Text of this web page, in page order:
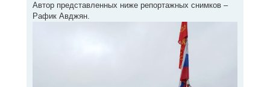
Автор представленных ниже репортажных снимков –
Рафик Авджян.